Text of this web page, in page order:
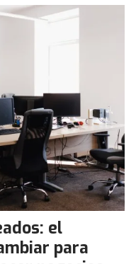
el
para